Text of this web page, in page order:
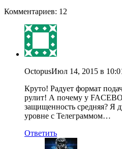
Комментариев: 12
OctopusИюл 14, 2015 в
Круто! Радует формат
рулит! А почему у
защищенность средняя? Я
уровне с Телеграммом…
Ответить